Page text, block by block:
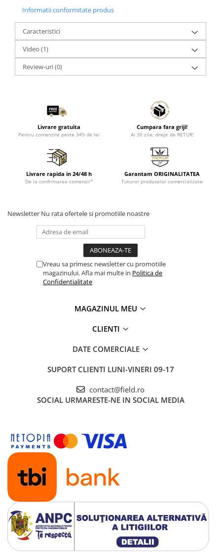
Informatii conformitate produs
Caracteristici
Video (1)
Review-uri(0)
Livrare gratuita
Pentru comenzile peste 349 de lei
Cumpara fara griji!
Ai 30 zile, drept de RETUR!
Livrare rapida in 24/48 h
De la confirmarea comenzii*
Garantam ORIGINALITATEA
Tuturor produselor comercializate
Newsletter Nu rata ofertele si promotiile noastre
Vreau sa primesc newsletter cu promotiile
magazinului. Afla mai multe in Politica de
Confidentialitate
MAGAZINUL MEU
CLIENTI
DATE COMERCIALE
SUPORT CLIENTI LUNI-VINERI 09-17
contact@field.ro
SOCIAL URMARESTE-NE IN SOCIAL MEDIA